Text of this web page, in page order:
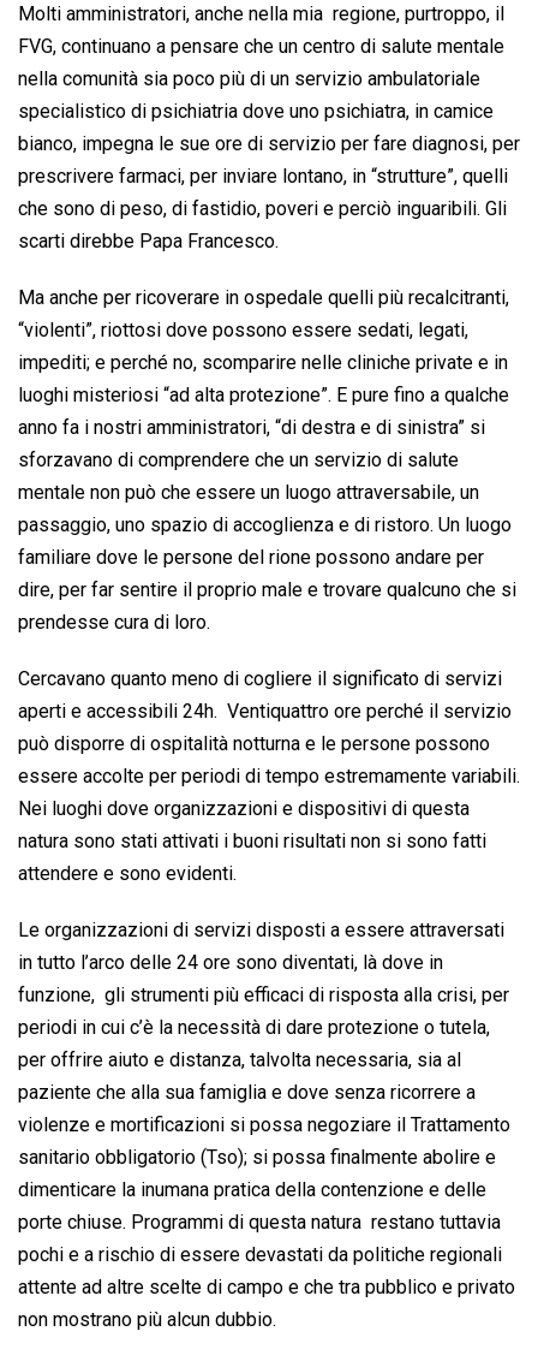
Molti amministratori, anche nella mia regione, purtroppo, il
FVG, continuano a pensare che un centro di salute mentale
nella comunità sia poco più di un servizio ambulatoriale
specialistico di psichiatria dove uno psichiatra, in camice
bianco, impegna le sue ore di servizio per fare diagnosi, per
prescrivere farmaci, per inviare lontano, in “strutture”, quelli
che sono di peso, di fastidio, poveri e perciò inguaribili. Gli
scarti direbbe Papa Francesco.
Ma anche per ricoverare in ospedale quelli più recalcitranti,
“violenti”, riottosi dove possono essere sedati, legati,
impediti; e perché no, scomparire nelle cliniche private e in
luoghi misteriosi “ad alta protezione”. E pure fino a qualche
anno fa i nostri amministratori, “di destra e di sinistra” si
sforzavano di comprendere che un servizio di salute
mentale non può che essere un luogo attraversabile, un
passaggio, uno spazio di accoglienza e di ristoro. Un luogo
familiare dove le persone del rione possono andare per
dire, per far sentire il proprio male e trovare qualcuno che si
prendesse cura di loro.
Cercavano quanto meno di cogliere il significato di servizi
aperti e accessibili 24h. Ventiquattro ore perché il servizio
può disporre di ospitalità notturna e le persone possono
essere accolte per periodi di tempo estremamente variabili.
Nei luoghi dove organizzazioni e dispositivi di questa
natura sono stati attivati i buoni risultati non si sono fatti
attendere e sono evidenti.
Le organizzazioni di servizi disposti a essere attraversati
in tutto l’arco delle 24 ore sono diventati, là dove in
funzione, gli strumenti più efficaci di risposta alla crisi, per
periodi in cui c’è la necessità di dare protezione o tutela,
per offrire aiuto e distanza, talvolta necessaria, sia al
paziente che alla sua famiglia e dove senza ricorrere a
violenze e mortificazioni si possa negoziare il Trattamento
sanitario obbligatorio (Tso); si possa finalmente abolire e
dimenticare la inumana pratica della contenzione e delle
porte chiuse. Programmi di questa natura restano tuttavia
pochi e a rischio di essere devastati da politiche regionali
attente ad altre scelte di campo e che tra pubblico e privato
non mostrano più alcun dubbio.